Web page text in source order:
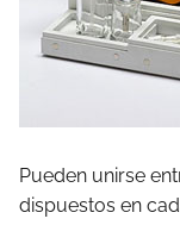
Pueden unirse
dispuestos en